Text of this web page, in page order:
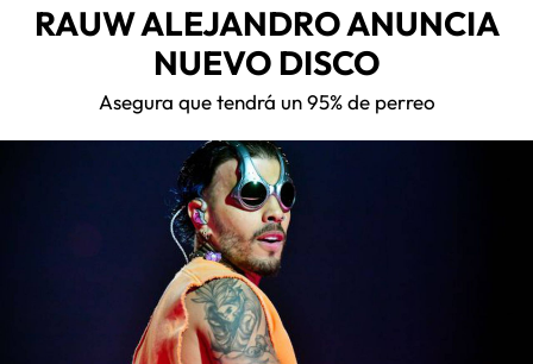
RAUW ALEJANDRO ANUNCIA
NUEVO DISCO
Asegura que tendrá un 95% de perreo